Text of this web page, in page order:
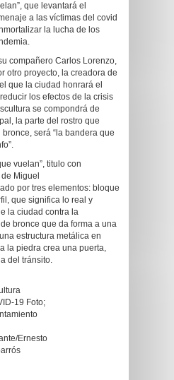
que levantará el
a las víctimas del covid
la lucha de los
compañero Carlos Lorenzo,
otro proyecto, la creadora de
que la ciudad honrará el
los efectos de la crisis
se compondrá de
la parte del rostro que
será “la bandera que
vuelan”, titulo con
Miguel
por tres elementos: bloque
que significa lo real y
la ciudad contra la
bronce que da forma a una
estructura metálica en
la piedra crea una puerta,
del tránsito.
19 Foto;
Ernesto